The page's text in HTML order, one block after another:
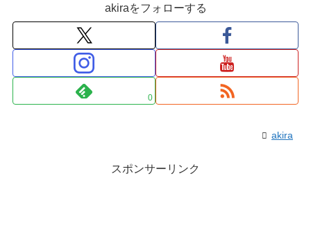
akiraをフォローする
0
akira
スポンサーリンク